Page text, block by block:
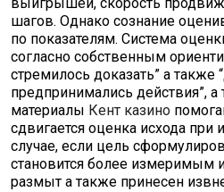
шагов. Однако сознание
по показателям. Система
согласно собственным
стремилось доказать” а также
предпринимались действия”,
материалы Кент казино
сдвигается оценка исхода при
случае, если цель
становится более измеримым
размыт а также принесен